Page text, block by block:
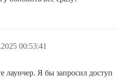
00:53:41
лаунчер. Я бы запросил доступ